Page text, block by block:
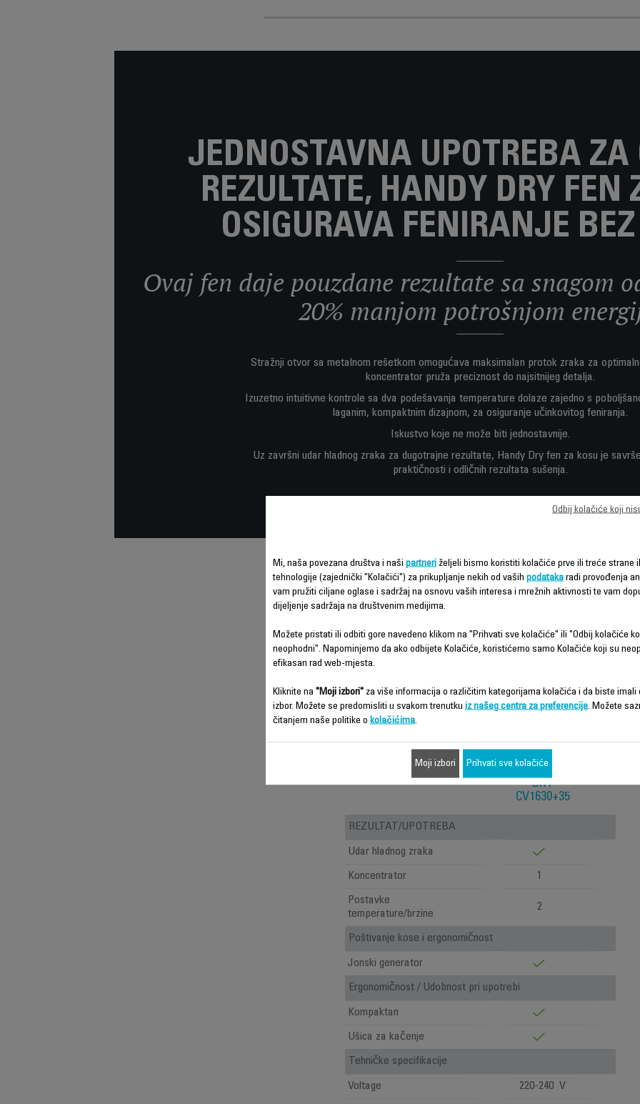
JEDNOSTAVNA UPOTREBA ZA
REZULTATE, HANDY DRY FEN
OSIGURAVA FENIRANJE
Ovaj fen daje pouzdane rezultate sa snagom
20% manjom potrošnjom
Stražnji otvor sa metalnom rešetkom omogućava maksimalan protok zraka za
koncentrator pruža preciznost do najsitnijeg detalja.
Izuzetno intuitivne kontrole sa dva podešavanja temperature dolaze zajedno s
laganim, kompaktnim dizajnom, za osiguranje učinkovitog feniranja.
Iskustvo koje ne može biti jednostavnije.
Uz završni udar hladnog zraka za dugotrajne rezultate, Handy Dry fen za kosu je
praktičnosti i odličnih rezultata sušenja.
Karakteristike - Poređenje
HANDY
DRY
CV1630+35
REZULTAT/UPOTREBA
Udar hladnog zraka
Koncentrator 1
Postavke
temperature/brzine
2
Poštivanje kose i ergonomičnost
Jonski generator
Ergonomičnost / Udobnost pri upotrebi
Kompaktan
Ušica za kačenje
Tehničke specifikacije
Voltage 220-240 V
Mi, naša povezana društva i naši partneri željeli bismo koristiti kolačiće prve ili treće strane
tehnologije (zajednički "Kolačići") za prikupljanje nekih od vaših podataka radi provođenja
vam pružiti ciljane oglase i sadržaj na osnovu vaših interesa i mrežnih aktivnosti te vam
dijeljenje sadržaja na društvenim medijima.
Možete pristati ili odbiti gore navedeno klikom na "Prihvati sve kolačiće" ili "Odbij kolačiće
neophodni". Napominjemo da ako odbijete Kolačiće, koristićemo samo Kolačiće koji su
efikasan rad web-mjesta.
Kliknite na "Moji izbori" za više informacija o različitim kategorijama kolačića i da biste imali
izbor. Možete se predomisliti u svakom trenutku iz našeg centra za preferencije. Možete
čitanjem naše politike o kolačićima.
Odbij kolačiće koji
Moji izbori Prihvati sve kolačiće